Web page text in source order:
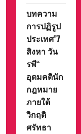
บทความ
การปฏิรูป
ประเทศ”7
สิงหา วัน
รพี“
อุดมคตินัก
กฎหมาย
ภายใต้
วิกฤติ
ศรัทธา